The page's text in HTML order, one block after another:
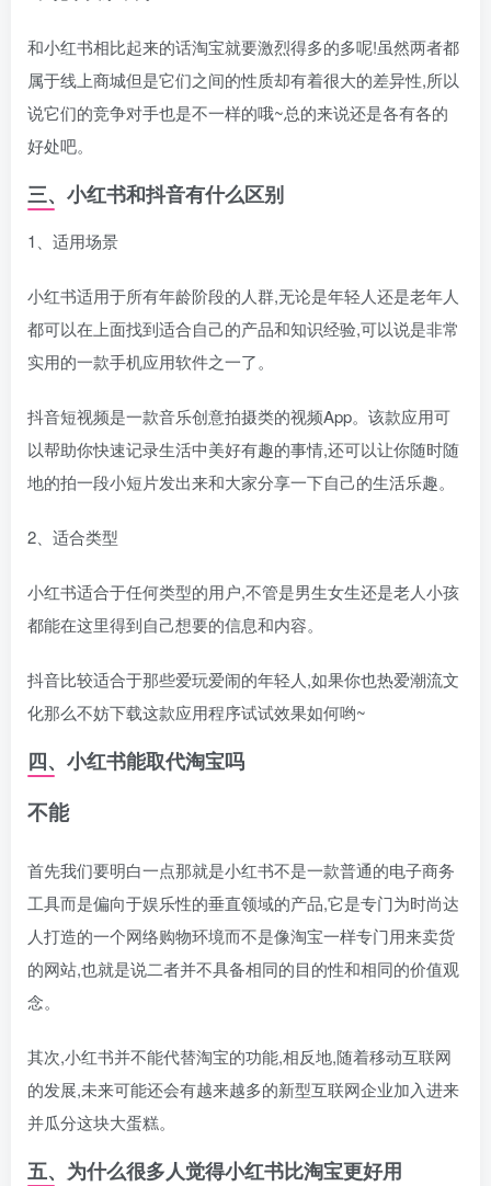
和小红书相比起来的话淘宝就要激烈得多的多呢!虽然两者都
属于线上商城但是它们之间的性质却有着很大的差异性,所以
说它们的竞争对手也是不一样的哦~总的来说还是各有各的
好处吧。
三、小红书和抖音有什么区别
1、适用场景
小红书适用于所有年龄阶段的人群,无论是年轻人还是老年人
都可以在上面找到适合自己的产品和知识经验,可以说是非常
实用的一款手机应用软件之一了。
抖音短视频是一款音乐创意拍摄类的视频App。该款应用可
以帮助你快速记录生活中美好有趣的事情,还可以让你随时随
地的拍一段小短片发出来和大家分享一下自己的生活乐趣。
2、适合类型
小红书适合于任何类型的用户,不管是男生女生还是老人小孩
都能在这里得到自己想要的信息和内容。
抖音比较适合于那些爱玩爱闹的年轻人,如果你也热爱潮流文
化那么不妨下载这款应用程序试试效果如何哟~
四、小红书能取代淘宝吗
不能
首先我们要明白一点那就是小红书不是一款普通的电子商务
工具而是偏向于娱乐性的垂直领域的产品,它是专门为时尚达
人打造的一个网络购物环境而不是像淘宝一样专门用来卖货
的网站,也就是说二者并不具备相同的目的性和相同的价值观
念。
其次,小红书并不能代替淘宝的功能,相反地,随着移动互联网
的发展,未来可能还会有越来越多的新型互联网企业加入进来
并瓜分这块大蛋糕。
五、为什么很多人觉得小红书比淘宝更好用